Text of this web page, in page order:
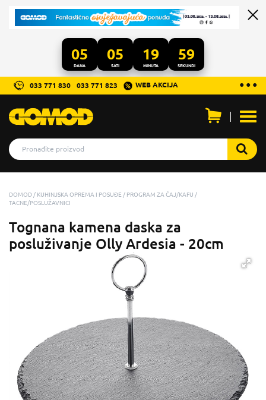
05
DANA
05
SATI
19
MINUTA
59
SEKUNDI
...
● ● ●
033 771 830 033 771 823 WEB AKCIJA
DOMOD KUHINJSKA OPREMA I POSUĐE
PROGRAM ZA ČAJ/KAFU
TACNE/POSLUŽAVNICI
Tognana kamena daska za
posluživanje Olly Ardesia - 20cm